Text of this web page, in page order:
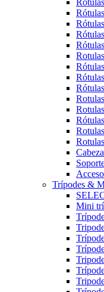
Trípodes &
Mini